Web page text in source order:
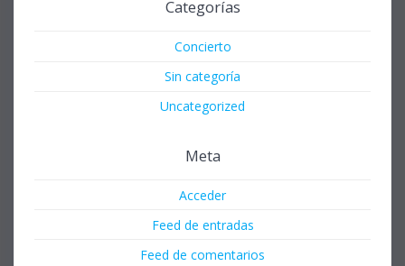
Categorías
Concierto
Sin categoría
Uncategorized
Meta
Acceder
Feed de entradas
Feed de comentarios